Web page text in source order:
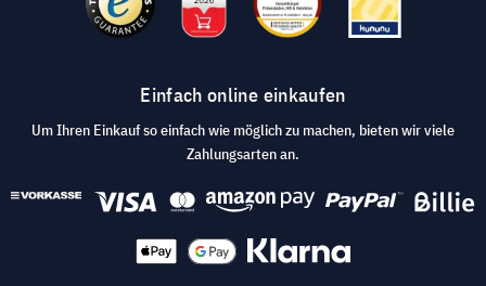
Einfach online einkaufen
Um Ihren Einkauf so einfach wie möglich zu machen, bieten wir viele
Zahlungsarten an.